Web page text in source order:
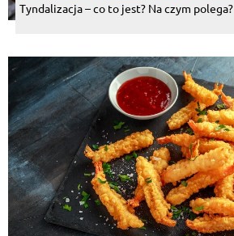
Tyndalizacja – co to jest? Na czym polega?